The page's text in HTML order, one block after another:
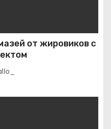
от жировиков с